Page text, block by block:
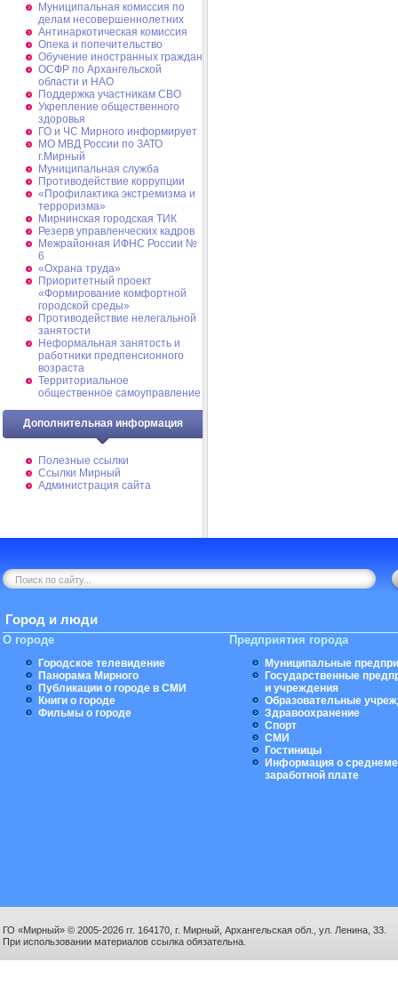
Муниципальная комиссия по
делам несовершеннолетних
Антинаркотическая комиссия
Опека и попечительство
Обучение иностранных граждан
ОСФР по Архангельской
области и НАО
Поддержка участникам СВО
Укрепление общественного
здоровья
ГО и ЧС Мирного информирует
МО МВД России по ЗАТО
г.Мирный
Муниципальная cлужба
Противодействие коррупции
«Профилактика экстремизма и
терроризма»
Мирнинская городская ТИК
Резерв управленческих кадров
Межрайонная ИФНС России №
6
«Охрана труда»
Приоритетный проект
«Формирование комфортной
городской среды»
Противодействие нелегальной
занятости
Неформальная занятость и
работники предпенсионного
возраста
Территориальное
общественное самоуправление
Дополнительная информация
Полезные ссылки
Ссылки Мирный
Администрация сайта
Город и люди
О городе
Городское телевидение
Панорама Мирного
Публикации о городе в СМИ
Книги о городе
Фильмы о городе
Предприятия города
Муниципальные
Государственные
и учреждения
Образовательные
Здравоохранение
Спорт
СМИ
Гостиницы
Информация о
заработной плате
ГО «Мирный» © 2005-2026 гг. 164170, г. Мирный, Архангельская обл., ул. Ленина, 33.
При использовании материалов ссылка обязательна.